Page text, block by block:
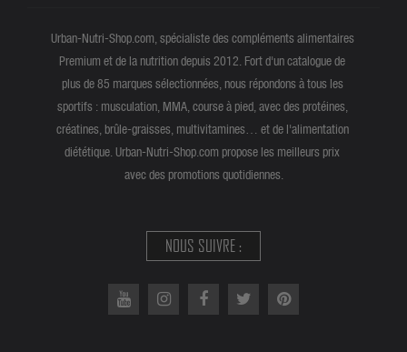
Urban-Nutri-Shop.com, spécialiste des compléments alimentaires
Premium et de la nutrition depuis 2012. Fort d'un catalogue de
plus de 85 marques sélectionnées, nous répondons à tous les
sportifs : musculation, MMA, course à pied, avec des protéines,
créatines, brûle-graisses, multivitamines… et de l'alimentation
diététique. Urban-Nutri-Shop.com propose les meilleurs prix
avec des promotions quotidiennes.
NOUS SUIVRE :